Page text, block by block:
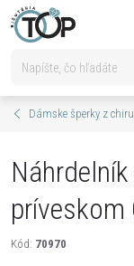
Prejsť
na
Dámske šperky z
príveskom
Kód: 70970